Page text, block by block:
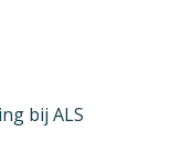
bij ALS